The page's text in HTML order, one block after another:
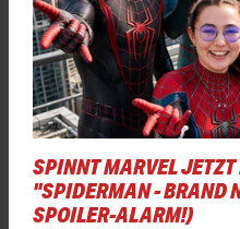
SPINNT MARVEL
"SPIDERMAN - BRAND
SPOILER-ALARM!)